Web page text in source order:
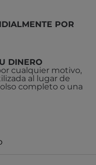
POR
DINERO
cualquier motivo,
al lugar de
completo o una